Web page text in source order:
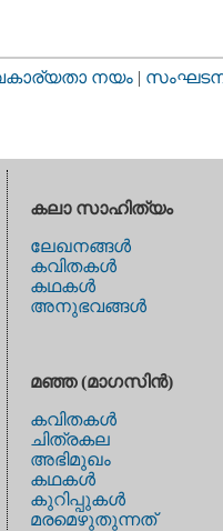
നയം |
കലാ സാഹിത്യം
ലേഖനങ്ങള്‍
കവിതകള്‍
കഥകള്‍
അനുഭവങ്ങള്‍
മഞ്ഞ (മാഗസിന്‍)
കവിതകള്‍
ചിത്രകല
അഭിമുഖം
കഥകള്‍
കുറിപ്പുകള്‍
മരമെഴുതുന്നത്